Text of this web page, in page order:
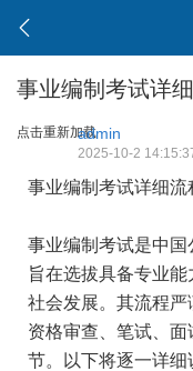
事业编制考试详
点击重新加载admin
2025-10-2
事业编制考试详细流
事业编制考试是中国
旨在选拔具备专业
社会发展。其流程
资格审查、笔试、
节。以下将逐一详细